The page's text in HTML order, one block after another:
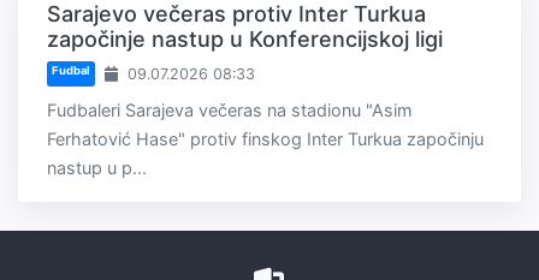
Sarajevo večeras protiv Inter Turkua
započinje nastup u Konferencijskoj ligi
Fudbal 09.07.2026 08:33
Fudbaleri Sarajeva večeras na stadionu "Asim
Ferhatović Hase" protiv finskog Inter Turkua započinju
nastup u p...